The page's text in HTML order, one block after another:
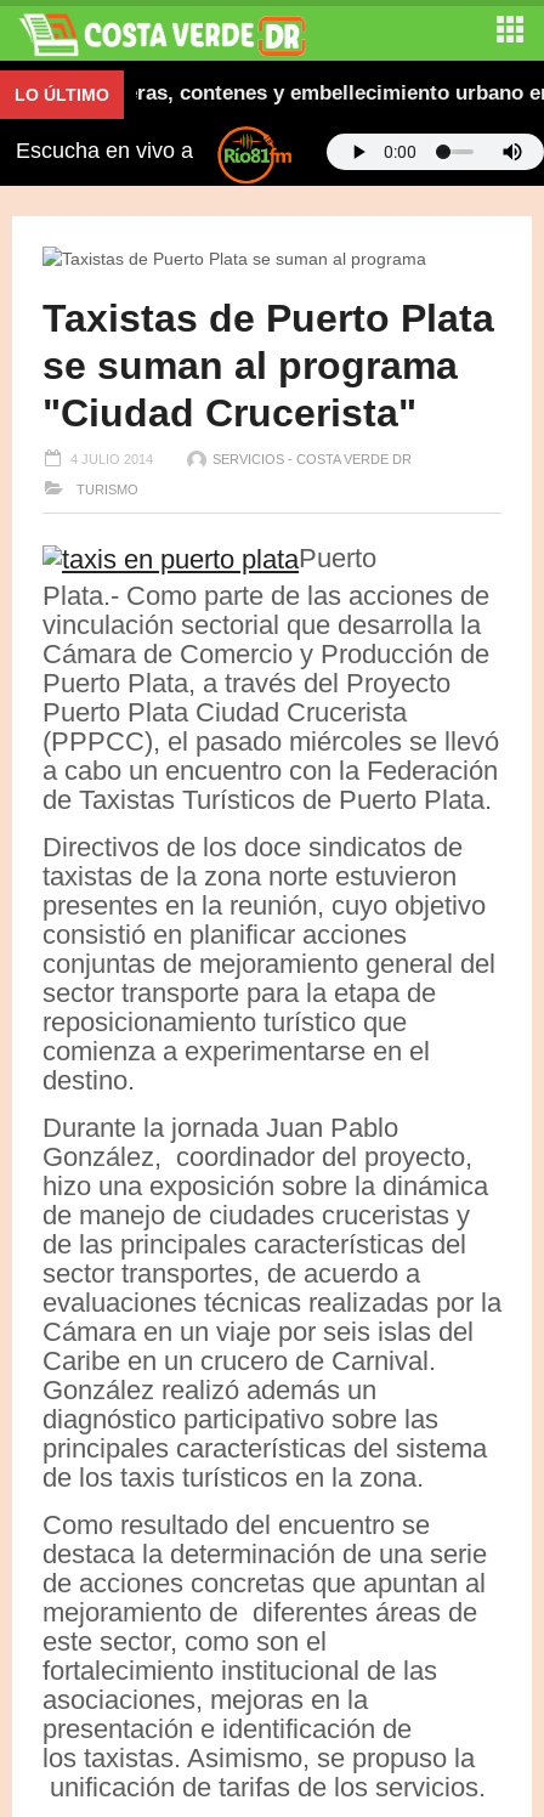
LO ÚLTIMOaceras, contenes y embellecimiento urbano en
Escucha en vivo a
Taxistas de Puerto Plata
se suman al programa
"Ciudad Crucerista"
4 JULIO 2014 SERVICIOS - COSTA VERDE DR
TURISMO
Puerto
Plata.- Como parte de las acciones de
vinculación sectorial que desarrolla la
Cámara de Comercio y Producción de
Puerto Plata, a través del Proyecto
Puerto Plata Ciudad Crucerista
(PPPCC), el pasado miércoles se llevó
a cabo un encuentro con la Federación
de Taxistas Turísticos de Puerto Plata.
Directivos de los doce sindicatos de
taxistas de la zona norte estuvieron
presentes en la reunión, cuyo objetivo
consistió en planificar acciones
conjuntas de mejoramiento general del
sector transporte para la etapa de
reposicionamiento turístico que
comienza a experimentarse en el
destino.
Durante la jornada Juan Pablo
González, coordinador del proyecto,
hizo una exposición sobre la dinámica
de manejo de ciudades cruceristas y
de las principales características del
sector transportes, de acuerdo a
evaluaciones técnicas realizadas por la
Cámara en un viaje por seis islas del
Caribe en un crucero de Carnival.
González realizó además un
diagnóstico participativo sobre las
principales características del sistema
de los taxis turísticos en la zona.
Como resultado del encuentro se
destaca la determinación de una serie
de acciones concretas que apuntan al
mejoramiento de diferentes áreas de
este sector, como son el
fortalecimiento institucional de las
asociaciones, mejoras en la
presentación e identificación de
los taxistas. Asimismo, se propuso la
unificación de tarifas de los servicios.